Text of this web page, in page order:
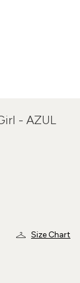
- AZUL
Size Chart